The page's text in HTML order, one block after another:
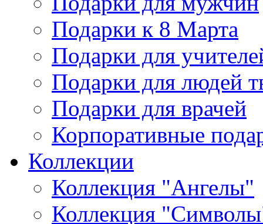
Подарки к 8 Марта
Подарки для
Подарки для людей
Подарки для врачей
Корпоративные
Коллекции
Коллекция "Ангелы"
Коллекция